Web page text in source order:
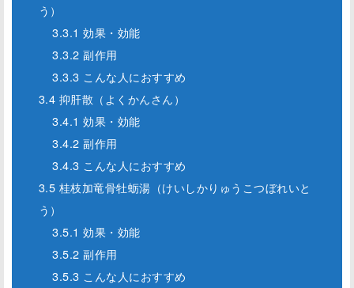
う）
3.3.1 効果・効能
3.3.2 副作用
3.3.3 こんな人におすすめ
3.4 抑肝散（よくかんさん）
3.4.1 効果・効能
3.4.2 副作用
3.4.3 こんな人におすすめ
3.5 桂枝加竜骨牡蛎湯（けいしかりゅうこつぼれいと
う）
3.5.1 効果・効能
3.5.2 副作用
3.5.3 こんな人におすすめ